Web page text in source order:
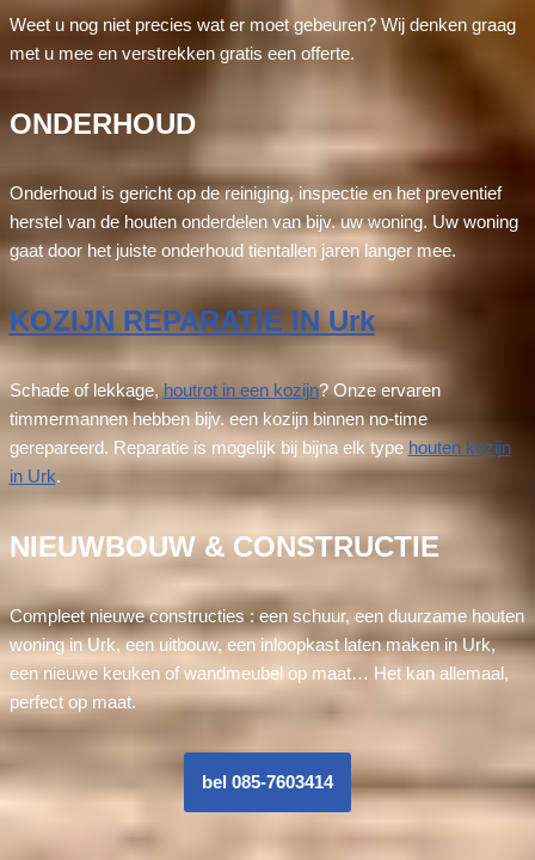
Weet u nog niet precies wat er moet gebeuren? Wij denken graag
met u mee en verstrekken gratis een offerte.
ONDERHOUD
Onderhoud is gericht op de reiniging, inspectie en het preventief
herstel van de houten onderdelen van bijv. uw woning. Uw woning
gaat door het juiste onderhoud tientallen jaren langer mee.
KOZIJN REPARATIE IN Urk
Schade of lekkage, houtrot in een kozijn? Onze ervaren
timmermannen hebben bijv. een kozijn binnen no-time
gerepareerd. Reparatie is mogelijk bij bijna elk type houten kozijn
in Urk.
NIEUWBOUW & CONSTRUCTIE
Compleet nieuwe constructies : een schuur, een duurzame houten
woning in Urk, een uitbouw, een inloopkast laten maken in Urk,
een nieuwe keuken of wandmeubel op maat… Het kan allemaal,
perfect op maat.
bel 085-7603414